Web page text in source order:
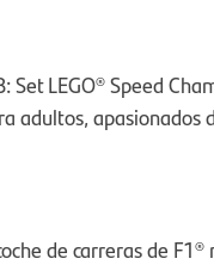
LEGO® Speed
adultos,
de carreras de